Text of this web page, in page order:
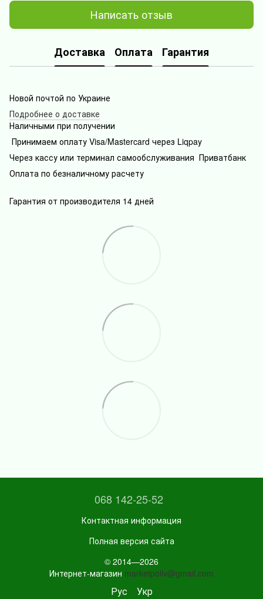
Написать отзыв
Доставка Оплата Гарантия
Новой почтой по Украине
Подробнее о доставке
Наличными при получении
Принимаем оплату Visa/Mastercard через Liqpay
Через кассу или терминал самообслуживания Приватбанк
Оплата по безналичному расчету
Гарантия от производителя 14 дней
068 142-25-52
Контактная информация
Полная версия сайта
© 2014—2026
Интернет-магазин marketpoliv@gmail.com
Рус Укр